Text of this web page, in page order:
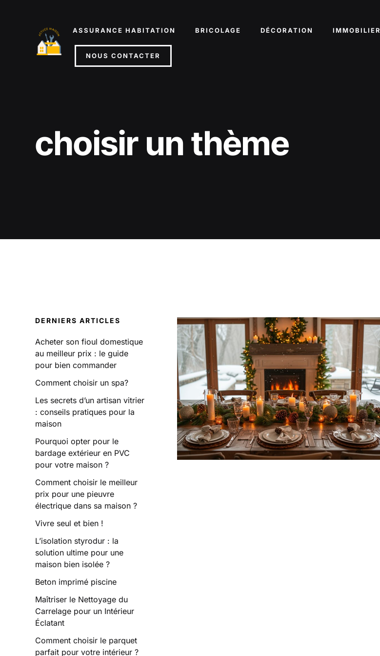
ASSURANCE HABITATION BRICOLAGE DÉCORATION IMMOBILIER
NOUS CONTACTER
choisir un thème
DERNIERS ARTICLES
Acheter son fioul domestique
au meilleur prix : le guide
pour bien commander
Comment choisir un spa?
Les secrets d’un artisan vitrier
: conseils pratiques pour la
maison
Pourquoi opter pour le
bardage extérieur en PVC
pour votre maison ?
Comment choisir le meilleur
prix pour une pieuvre
électrique dans sa maison ?
Vivre seul et bien !
L’isolation styrodur : la
solution ultime pour une
maison bien isolée ?
Beton imprimé piscine
Maîtriser le Nettoyage du
Carrelage pour un Intérieur
Éclatant
Comment choisir le parquet
parfait pour votre intérieur ?